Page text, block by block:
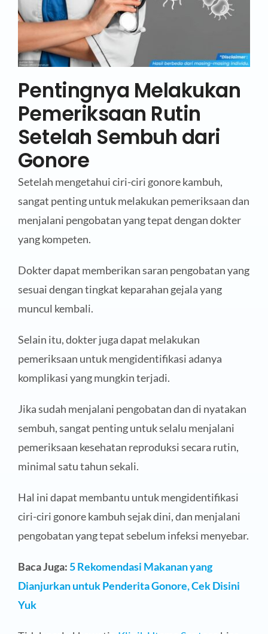
Pentingnya Melakukan
Pemeriksaan Rutin
Setelah Sembuh dari
Gonore
Setelah mengetahui ciri-ciri gonore kambuh,
sangat penting untuk melakukan pemeriksaan dan
menjalani pengobatan yang tepat dengan dokter
yang kompeten.
Dokter dapat memberikan saran pengobatan yang
sesuai dengan tingkat keparahan gejala yang
muncul kembali.
Selain itu, dokter juga dapat melakukan
pemeriksaan untuk mengidentifikasi adanya
komplikasi yang mungkin terjadi.
Jika sudah menjalani pengobatan dan di nyatakan
sembuh, sangat penting untuk selalu menjalani
pemeriksaan kesehatan reproduksi secara rutin,
minimal satu tahun sekali.
Hal ini dapat membantu untuk mengidentifikasi
ciri-ciri gonore kambuh sejak dini, dan menjalani
pengobatan yang tepat sebelum infeksi menyebar.
Baca Juga:5 Rekomendasi Makanan yang
Dianjurkan untuk Penderita Gonore, Cek Disini
Yuk